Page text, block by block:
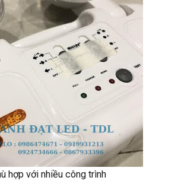
hợp với nhiều công trình